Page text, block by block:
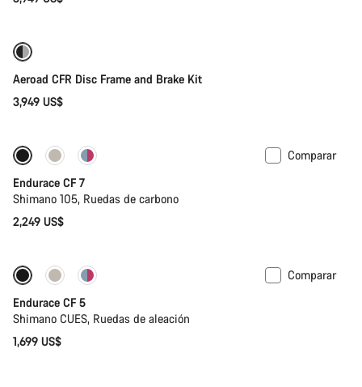
Aeroad CFR Disc Frame and Brake Kit
3,949 US$
Próximamente
Comparar
Endurace CF 7
Shimano 105, Ruedas de carbono
2,249 US$
Próximamente
Comparar
Endurace CF 5
Shimano CUES, Ruedas de aleación
1,699 US$